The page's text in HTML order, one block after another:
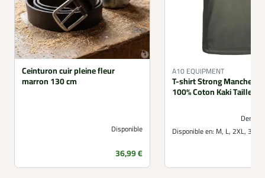
Ceinturon cuir pleine fleur
marron 130 cm
Disponible
Prix
36,99 €
A10 EQUIPMENT
T-shirt Strong Manche
100% Coton Kaki Tailles
Disponible en: M, L, 2XL, 3XL